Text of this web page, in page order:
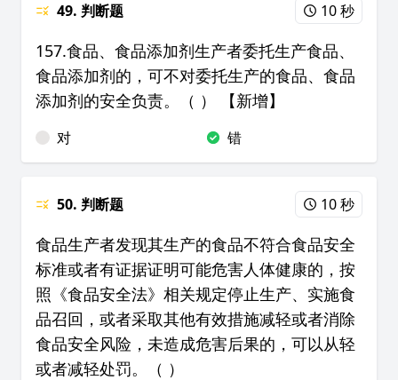
49. 判断题 10 秒
157.食品、食品添加剂生产者委托生产食品、
食品添加剂的，可不对委托生产的食品、食品
添加剂的安全负责。（ ） 【新增】
对 错
50. 判断题 10 秒
食品生产者发现其生产的食品不符合食品安全
标准或者有证据证明可能危害人体健康的，按
照《食品安全法》相关规定停止生产、实施食
品召回，或者采取其他有效措施减轻或者消除
食品安全风险，未造成危害后果的，可以从轻
或者减轻处罚。（ ）